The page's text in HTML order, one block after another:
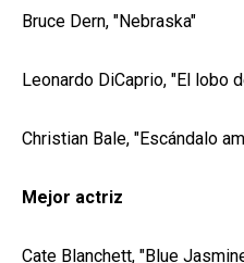
Bruce Dern, "Nebraska"
Leonardo DiCaprio, "El lobo
Christian Bale, "Escándalo
Mejor actriz
Cate Blanchett, "Blue